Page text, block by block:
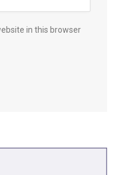
in this browser